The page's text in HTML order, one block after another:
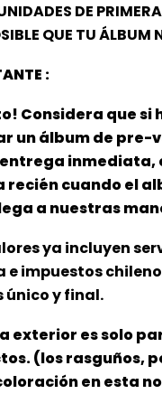
DE
QUE TU ÁLBUM
:
Considera que si
un álbum de pre-
inmediata,
recién cuando el
a nuestras
ya incluyen
e impuestos
único y final.
exterior es solo
(los rasguños,
en esta